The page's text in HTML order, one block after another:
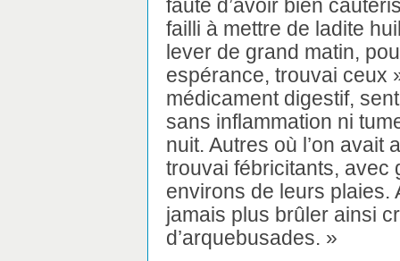
faute d’avoir bien
failli à mettre de ladite
lever de grand matin,
espérance, trouvai ceux
médicament digestif,
sans inflammation ni
nuit. Autres où l’on avait
trouvai fébricitants, avec
environs de leurs plaies.
jamais plus brûler ainsi
d’arquebusades. »